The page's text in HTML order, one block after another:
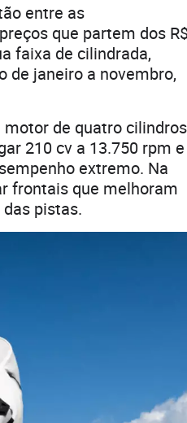
entre as
que partem dos
faixa de cilindrada,
de janeiro a novembro,
motor de quatro cilindros
210 cv a 13.750 rpm e
extremo. Na
frontais que melhoram
pistas.